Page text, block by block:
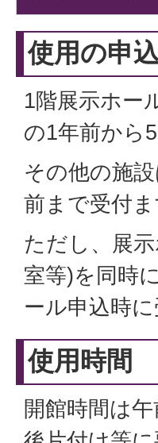
使用の申
1階展示ホー
の1年前から
その他の施
前まで受付ま
ただし、展
室等)を同時
ール申込時に
使用時間
開館時間は